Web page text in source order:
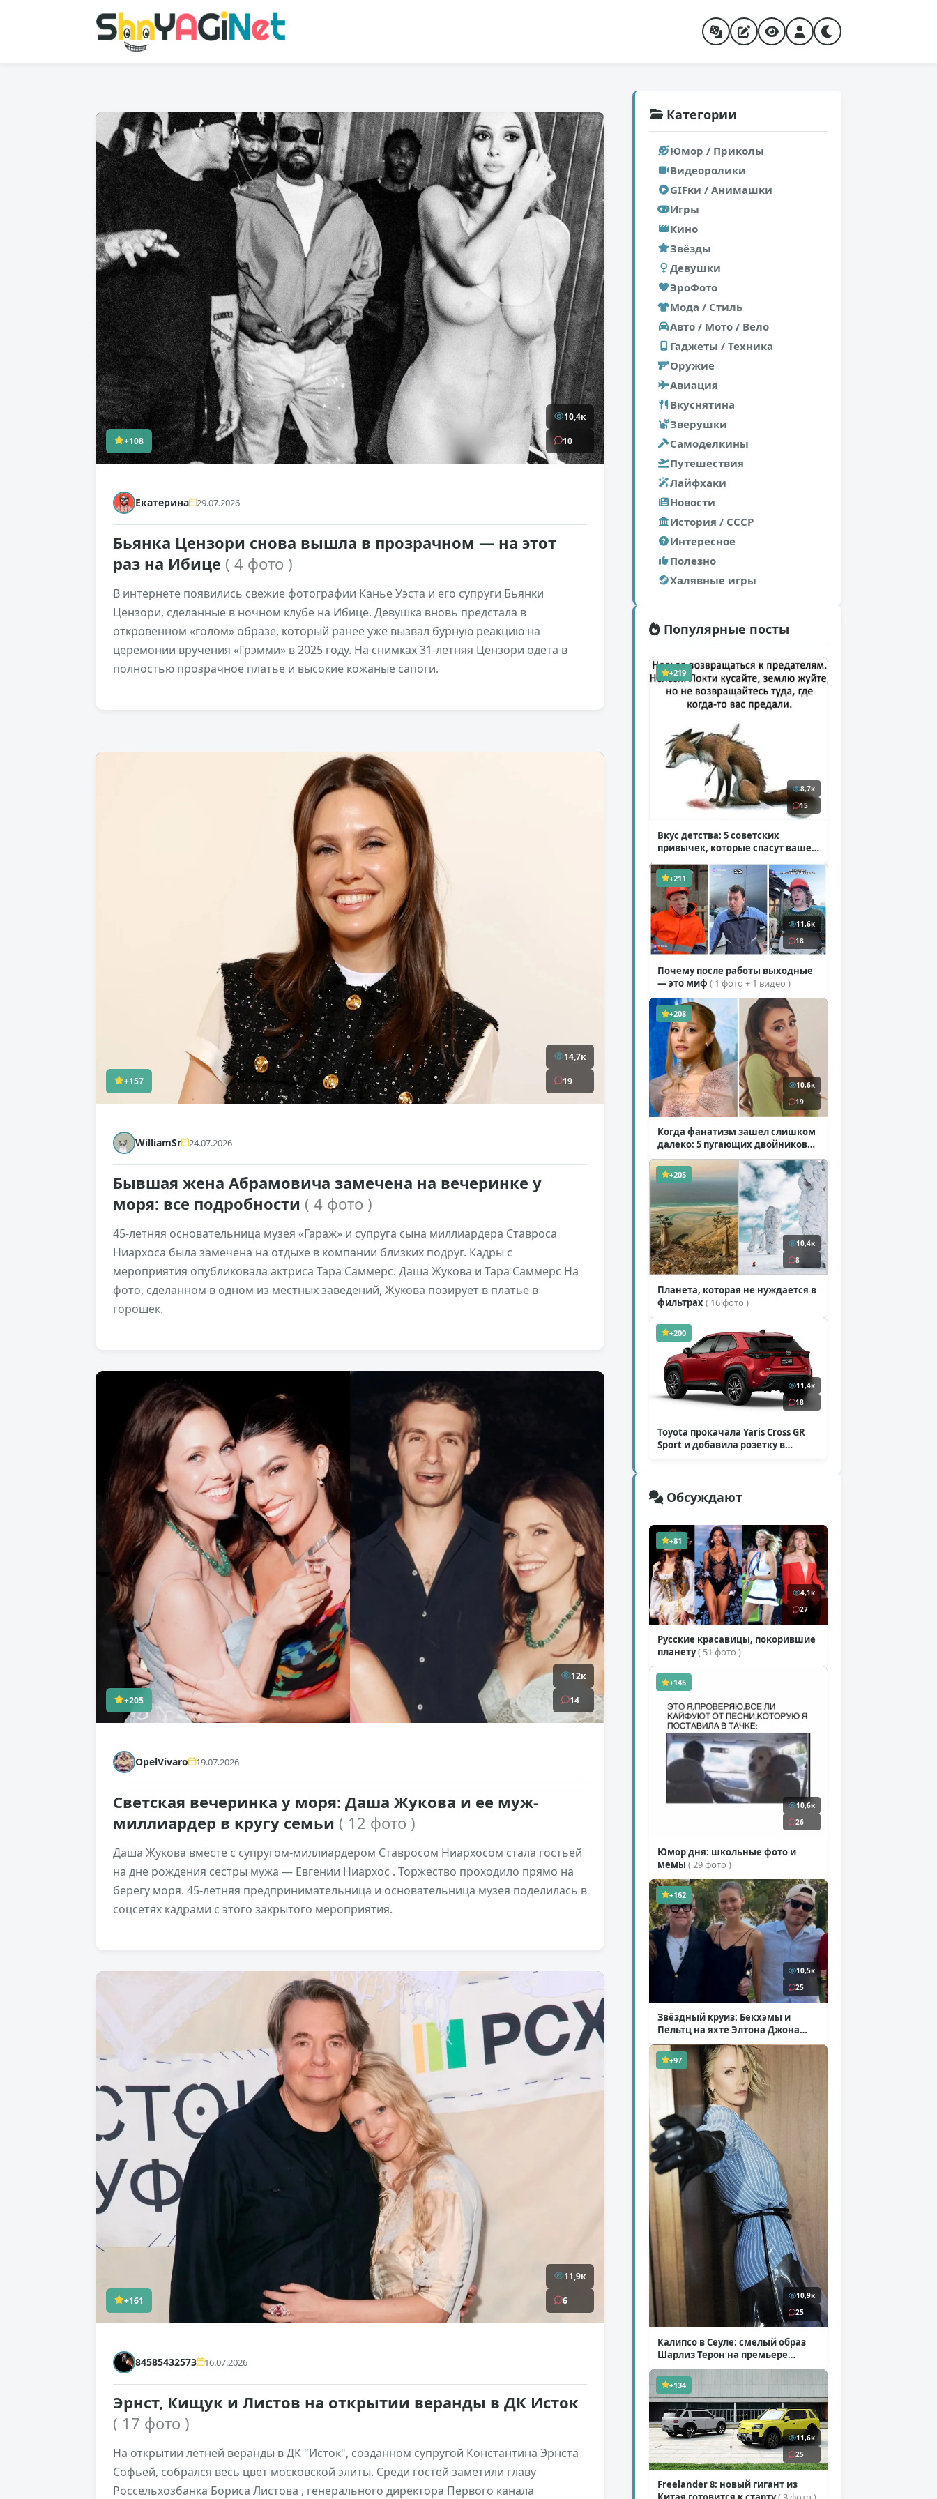
+108
10,4к
10
Екатерина 29.07.2026
Бьянка Цензори снова вышла в прозрачном — на этот
раз на Ибице ( 4 фото )
В интернете появились свежие фотографии Канье Уэста и его супруги Бьянки
Цензори, сделанные в ночном клубе на Ибице. Девушка вновь предстала в
откровенном «голом» образе, который ранее уже вызвал бурную реакцию на
церемонии вручения «Грэмми» в 2025 году. На снимках 31-летняя Цензори одета в
полностью прозрачное платье и высокие кожаные сапоги.
+157
14,7к
19
WilliamSr 24.07.2026
Бывшая жена Абрамовича замечена на вечеринке у
моря: все подробности ( 4 фото )
45-летняя основательница музея «Гараж» и супруга сына миллиардера Ставроса
Ниархоса была замечена на отдыхе в компании близких подруг. Кадры с
мероприятия опубликовала актриса Тара Саммерс. Даша Жукова и Тара Саммерс На
фото, сделанном в одном из местных заведений, Жукова позирует в платье в
горошек.
+205
12к
14
OpelVivaro 19.07.2026
Светская вечеринка у моря: Даша Жукова и ее муж-
миллиардер в кругу семьи ( 12 фото )
Даша Жукова вместе с супругом-миллиардером Ставросом Ниархосом стала гостьей
на дне рождения сестры мужа — Евгении Ниархос . Торжество проходило прямо на
берегу моря. 45-летняя предпринимательница и основательница музея поделилась в
соцсетях кадрами с этого закрытого мероприятия.
+161
11,9к
6
84585432573 16.07.2026
Эрнст, Кищук и Листов на открытии веранды в ДК Исток
( 17 фото )
На открытии летней веранды в ДК "Исток", созданном супругой Константина Эрнста
Софьей, собрался весь цвет московской элиты. Среди гостей заметили главу
Россельхозбанка Бориса Листова , генерального директора Первого канала
Категории
Юмор / Приколы
Видеоролики
GIFки / Анимашки
Игры
Кино
Звёзды
Девушки
ЭроФото
Мода / Стиль
Авто / Мото / Вело
Гаджеты / Техника
Оружие
Авиация
Вкуснятина
Зверушки
Самоделкины
Путешествия
Лайфхаки
Новости
История / СССР
Интересное
Полезно
Халявные игры
Популярные посты
+219
8,7к
15
Вкус детства: 5 советских
привычек, которые спасут ваше
+211
11,6к
18
Почему после работы выходные
— это миф ( 1 фото + 1 видео )
+208
10,6к
19
Когда фанатизм зашел слишком
далеко: 5 пугающих двойников
звезд( 10 фото )
+205
10,4к
8
Планета, которая не нуждается в
фильтрах( 16 фото )
+200
11,4к
18
Toyota прокачала Yaris Cross GR
Sport и добавила розетку в
Обсуждают
+81
4,1к
27
Русские красавицы, покорившие
планету( 51 фото )
+145
10,6к
26
Юмор дня: школьные фото и
мемы ( 29 фото )
+162
10,5к
25
Звёздный круиз: Бекхэмы и
Пельтц на яхте Элтона Джона
( 12 фото )
+97
10,9к
25
Калипсо в Сеуле: смелый образ
Шарлиз Терон на премьере
«Одиссеи»( 6 фото )
+134
11,6к
25
Freelander 8: новый гигант из